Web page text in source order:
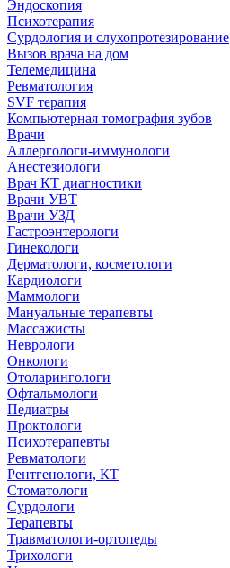
Эндоскопия
Психотерапия
Сурдология и слухопротезирование
Вызов врача на дом
Телемедицина
Ревматология
SVF терапия
Компьютерная томография зубов
Врачи
Аллергологи-иммунологи
Анестезиологи
Врач КТ диагностики
Врачи УВТ
Врачи УЗД
Гастроэнтерологи
Гинекологи
Дерматологи, косметологи
Кардиологи
Маммологи
Мануальные терапевты
Массажисты
Неврологи
Онкологи
Отоларингологи
Офтальмологи
Педиатры
Проктологи
Психотерапевты
Ревматологи
Рентгенологи, КТ
Стоматологи
Сурдологи
Терапевты
Травматологи-ортопеды
Трихологи